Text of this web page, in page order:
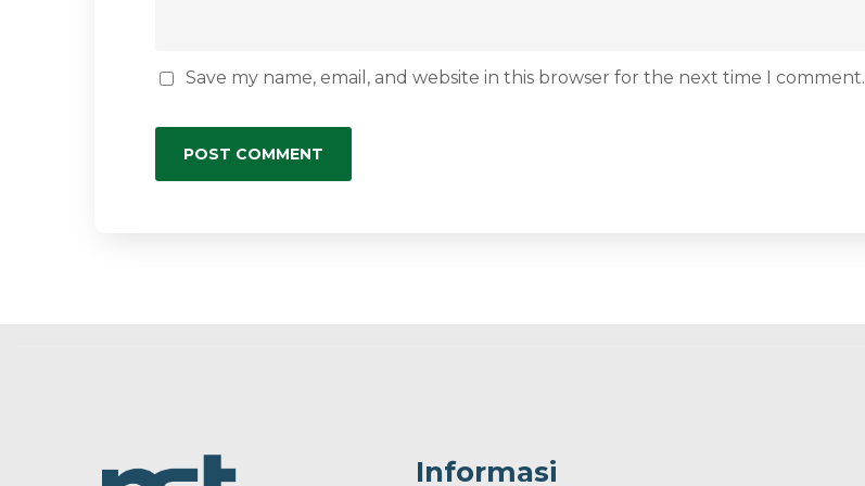
Save my name, email, and website in this browser for the next time I comment.
Informasi